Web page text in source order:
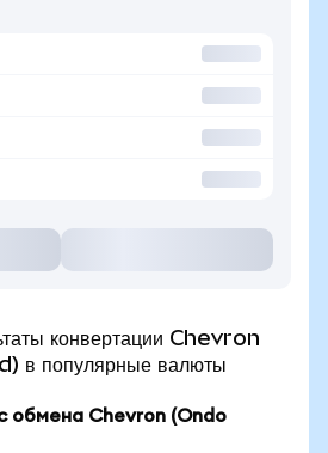
конвертации Chevron
в популярные валюты
обмена Chevron (Ondo